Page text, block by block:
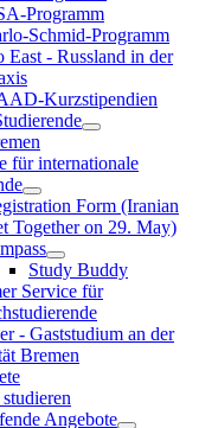
Programm
Schmid-Programm
East - Russland in der
Kurzstipendien
für internationale
Form (Iranian
Together on 29. May)
Study Buddy
Service für
- Gaststudium an der
Bremen
Angebote